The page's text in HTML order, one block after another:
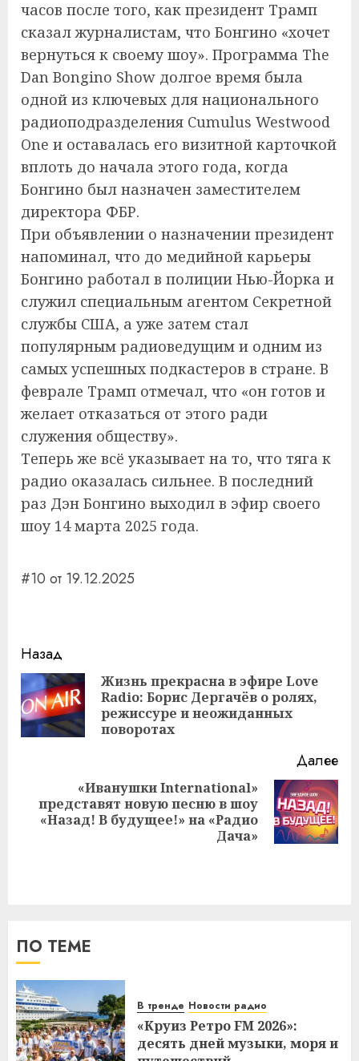
часов после того, как президент Трамп
сказал журналистам, что Бонгино «хочет
вернуться к своему шоу». Программа The
Dan Bongino Show долгое время была
одной из ключевых для национального
радиоподразделения Cumulus Westwood
One и оставалась его визитной карточкой
вплоть до начала этого года, когда
Бонгино был назначен заместителем
директора ФБР.
При объявлении о назначении президент
напоминал, что до медийной карьеры
Бонгино работал в полиции Нью-Йорка и
служил специальным агентом Секретной
службы США, а уже затем стал
популярным радиоведущим и одним из
самых успешных подкастеров в стране. В
феврале Трамп отмечал, что «он готов и
желает отказаться от этого ради
служения обществу».
Теперь же всё указывает на то, что тяга к
радио оказалась сильнее. В последний
раз Дэн Бонгино выходил в эфир своего
шоу 14 марта 2025 года.
#10 от 19.12.2025
Навигация
записи
Назад
Жизнь прекрасна в эфире Love
Radio: Борис Дергачёв о ролях,
режиссуре и неожиданных
поворотах
Далее
Следующая
запись:
«Иванушки International»
представят новую песню в шоу
«Назад! В будущее!» на «Радио
Дача»
ПО ТЕМЕ
В тренде Новости радио
«Круиз Ретро FM 2026»:
десять дней музыки, моря и